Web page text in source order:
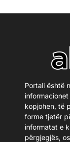
Portali është
kopjohen, të
forme tjetër
informatat e
përgjegjës,